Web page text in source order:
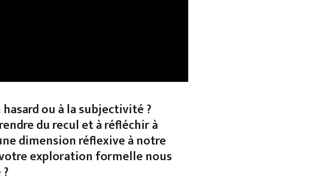
ou à la subjectivité ?
du recul et à réfléchir à
dimension réflexive à notre
exploration formelle nous